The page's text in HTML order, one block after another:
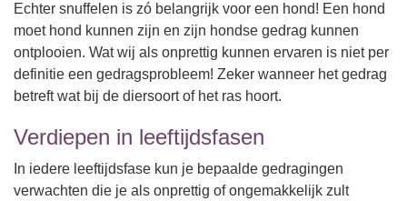
Echter snuffelen is zó belangrijk voor een hond! Een hond
moet hond kunnen zijn en zijn hondse gedrag kunnen
ontplooien. Wat wij als onprettig kunnen ervaren is niet per
definitie een gedragsprobleem! Zeker wanneer het gedrag
betreft wat bij de diersoort of het ras hoort.
Verdiepen in leeftijdsfasen
In iedere leeftijdsfase kun je bepaalde gedragingen
verwachten die je als onprettig of ongemakkelijk zult